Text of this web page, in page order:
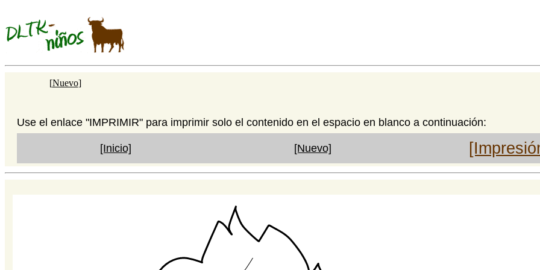
[Nuevo]
Use el enlace "IMPRIMIR" para imprimir solo el contenido en el espacio en blanco a continuación:
[Inicio] [Nuevo]